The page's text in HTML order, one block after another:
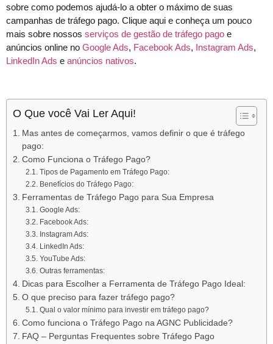
sobre como podemos ajudá-lo a obter o máximo de suas
campanhas de tráfego pago. Clique aqui e conheça um pouco
mais sobre nossos serviços de gestão de tráfego pago e
anúncios online no Google Ads, Facebook Ads, Instagram Ads,
LinkedIn Ads e anúncios nativos.
O Que você Vai Ler Aqui!
Mas antes de começarmos, vamos definir o que é tráfego
pago:
Como Funciona o Tráfego Pago?
Tipos de Pagamento em Tráfego Pago:
Benefícios do Tráfego Pago:
Ferramentas de Tráfego Pago para Sua Empresa
Google Ads:
Facebook Ads:
Instagram Ads:
LinkedIn Ads:
YouTube Ads:
Outras ferramentas:
Dicas para Escolher a Ferramenta de Tráfego Pago Ideal:
O que preciso para fazer tráfego pago?
Qual o valor mínimo para investir em tráfego pago?
Como funciona o Tráfego Pago na AGNC Publicidade?
FAQ – Perguntas Frequentes sobre Tráfego Pago